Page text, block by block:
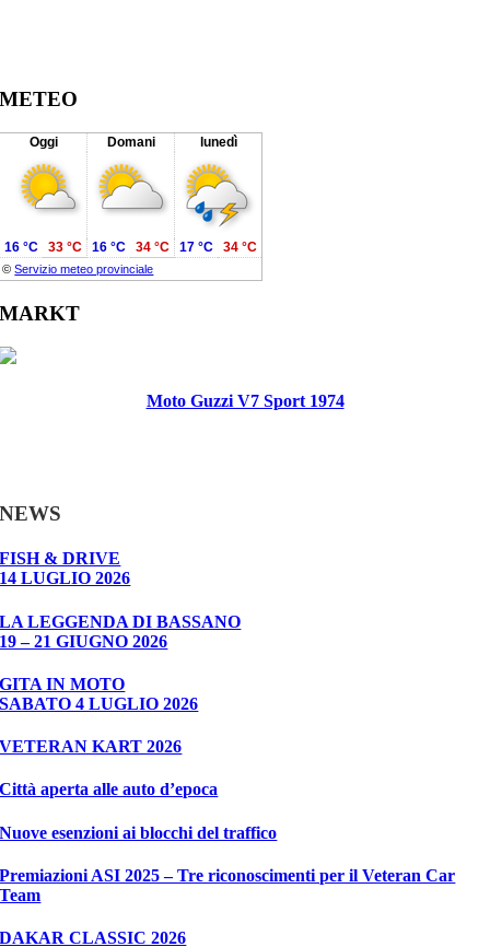
METEO
Oggi Domani lunedì
©Servizio meteo provinciale
16 °C 33 °C 16 °C 34 °C 17 °C 34 °C
MARKT
Moto Guzzi V7 Sport 1974
NEWS
FISH & DRIVE
14 LUGLIO 2026
LA LEGGENDA DI BASSANO
19 – 21 GIUGNO 2026
GITA IN MOTO
SABATO 4 LUGLIO 2026
VETERAN KART 2026
Città aperta alle auto d’epoca
Nuove esenzioni ai blocchi del traffico
Premiazioni ASI 2025 – Tre riconoscimenti per il Veteran Car
Team
DAKAR CLASSIC 2026